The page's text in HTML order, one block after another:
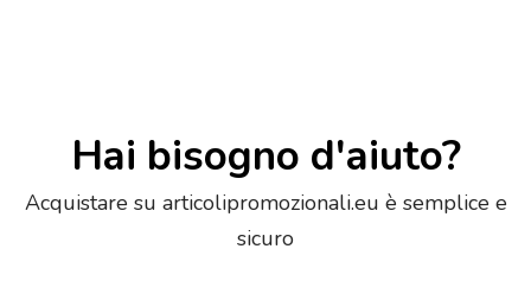
Hai bisogno d'aiuto?
Acquistare su articolipromozionali.eu è semplice e
sicuro